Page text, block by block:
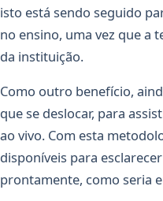
isto está sendo seguido
no ensino, uma vez que a
da instituição.
Como outro benefício,
que se deslocar, para
ao vivo. Com esta
disponíveis para
prontamente, como seria